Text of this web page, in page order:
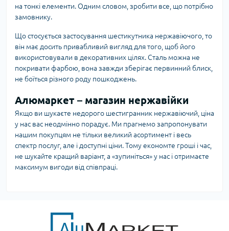
на тонкі елементи. Одним словом, зробити все, що потрібно
замовнику.
Що стосується застосування шестикутника нержавіючого, то
він має досить привабливий вигляд для того, щоб його
використовували в декоративних цілях. Сталь можна не
покривати фарбою, вона завжди зберігає первинний блиск,
не боїться різного роду пошкоджень.
Алюмаркет – магазин нержавійки
Якщо ви шукаєте недорого шестигранник нержавіючий, ціна
у нас вас неодмінно порадує. Ми прагнемо запропонувати
нашим покупцям не тільки великий асортимент і весь
спектр послуг, але і доступні ціни. Тому економте гроші і час,
не шукайте кращий варіант, а «зупиніться» у нас і отримаєте
максимум вигоди від співпраці.